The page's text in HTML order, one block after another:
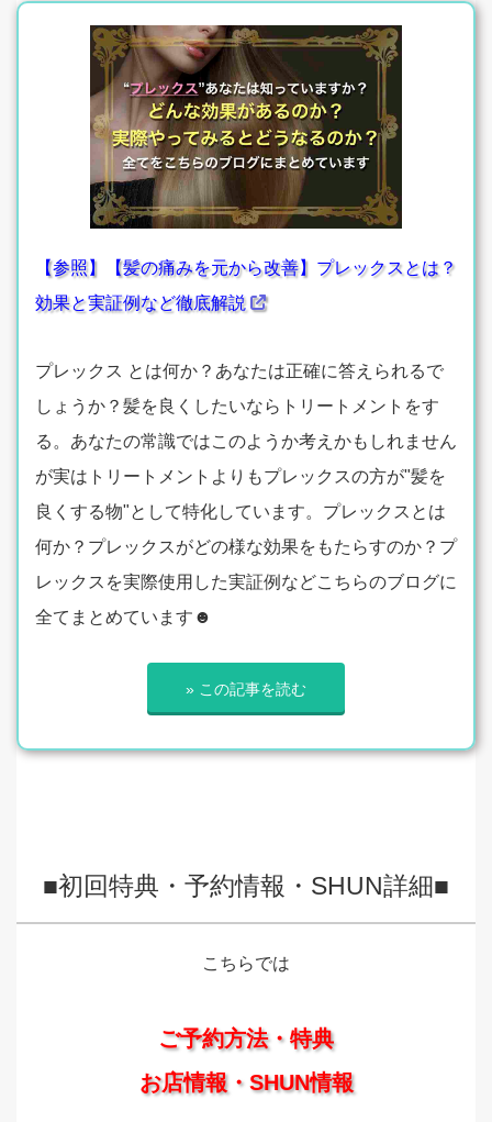
【参照】【髪の痛みを元から改善】プレックスとは？
効果と実証例など徹底解説
プレックス とは何か？あなたは正確に答えられるで
しょうか？髪を良くしたいならトリートメントをす
る。あなたの常識ではこのようか考えかもしれません
が実はトリートメントよりもプレックスの方が"髪を
良くする物"として特化しています。プレックスとは
何か？プレックスがどの様な効果をもたらすのか？プ
レックスを実際使用した実証例などこちらのブログに
全てまとめています☻
» この記事を読む
■初回特典・予約情報・SHUN詳細■
こちらでは
ご予約方法・特典
お店情報・SHUN情報